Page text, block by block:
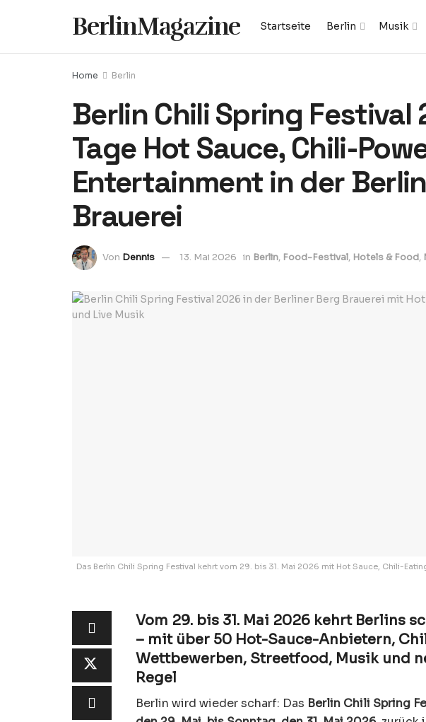
BerlinMagazine Startseite Berlin Musik
Home Berlin
Berlin Chili Spring Festival
Tage Hot Sauce, Chili-
Entertainment in der
Brauerei
Von Dennis 13. Mai 2026 in Berlin, Food-Festival, Hotels & Food,
Das Berlin Chili Spring Festival kehrt vom 29. bis 31. Mai 2026 mit Hot Sauce, Chili-
Vom 29. bis 31. Mai 2026 kehrt Berlins
– mit über 50 Hot-Sauce-Anbietern,
Wettbewerben, Streetfood, Musik und
Regel
Berlin wird wieder scharf: Das Berlin Chili Spring